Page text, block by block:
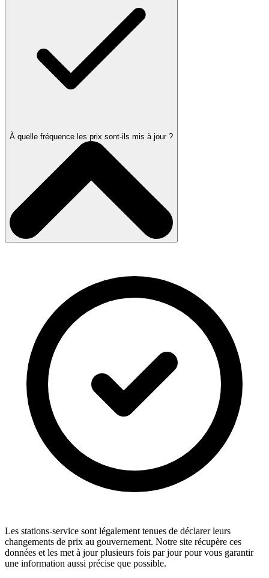
À quelle fréquence les prix sont-ils mis à jour ?
Les stations-service sont légalement tenues de déclarer leurs
changements de prix au gouvernement. Notre site récupère ces
données et les met à jour plusieurs fois par jour pour vous garantir
une information aussi précise que possible.